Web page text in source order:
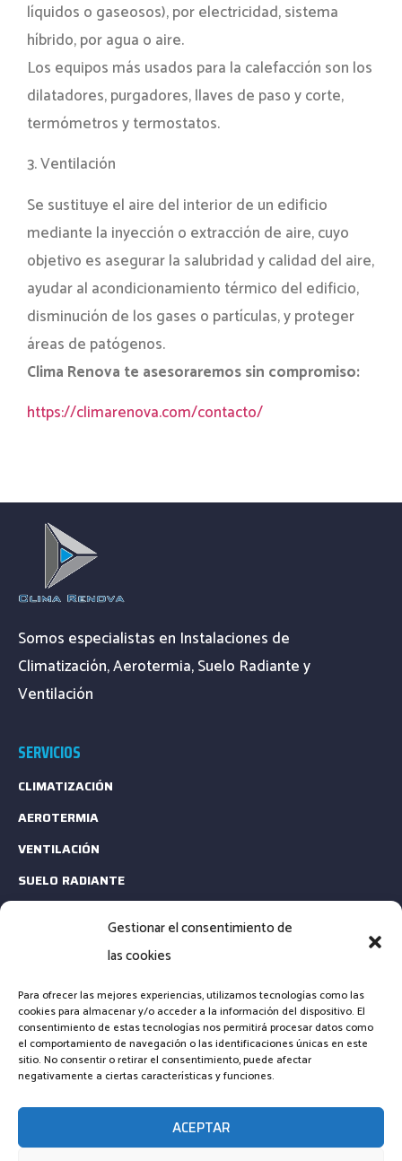
Gestionar el consentimiento de
las cookies
Para ofrecer las mejores experiencias, utilizamos tecnologías como las
cookies para almacenar y/o acceder a la información del dispositivo. El
consentimiento de estas tecnologías nos permitirá procesar datos como
el comportamiento de navegación o las identificaciones únicas en este
sitio. No consentir o retirar el consentimiento, puede afectar
negativamente a ciertas características y funciones.
ACEPTAR
líquidos o gaseosos), por electricidad, sistema
híbrido, por agua o aire.
Los equipos más usados para la calefacción son los
dilatadores, purgadores, llaves de paso y corte,
termómetros y termostatos.
3. Ventilación
Se sustituye el aire del interior de un edificio
mediante la inyección o extracción de aire, cuyo
objetivo es asegurar la salubridad y calidad del aire,
ayudar al acondicionamiento térmico del edificio,
disminución de los gases o partículas, y proteger
áreas de patógenos.
Clima Renova te asesoraremos sin compromiso:
https://climarenova.com/contacto/
Somos especialistas en Instalaciones de
Climatización, Aerotermia, Suelo Radiante y
Ventilación
SERVICIOS
CLIMATIZACIÓN
AEROTERMIA
VENTILACIÓN
SUELO RADIANTE
CONTACTA
EMAIL: INFO@CLIMARENOVA.ES
TELÉFONO: +34 661 23 13 64